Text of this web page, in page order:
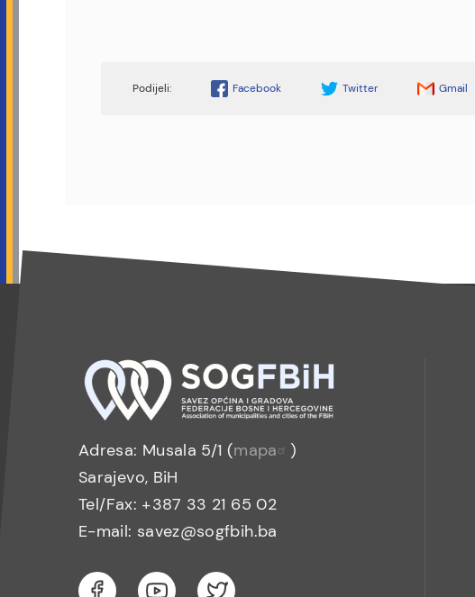
Facebook Twitter Gmail
Adresa: Musala 5/1 (mapa
)
Sarajevo, BiH
Tel/Fax: +387 33 21 65 02
E-mail: savez@sogfbih.ba